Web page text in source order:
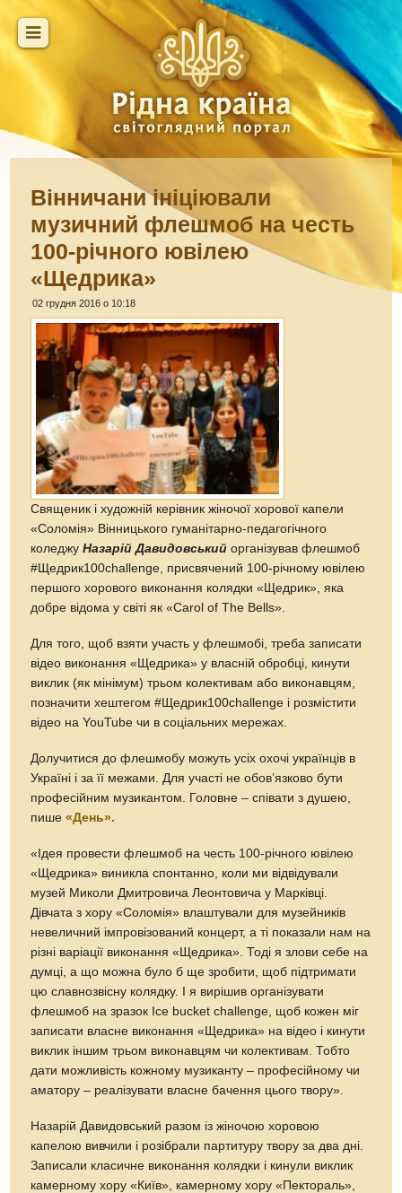
Вінничани ініціювали
музичний флешмоб на честь
100-річного ювілею
«Щедрика»
02 грудня 2016 о 10:18
Священик і художній керівник жіночої хорової капели
«Соломія» Вінницького гуманітарно-педагогічного
коледжуНазарій Давидовський організував флешмоб
#Щедрик100challenge, присвячений 100-річному ювілею
першого хорового виконання колядки «Щедрик», яка
добре відома у світі як «Carol of The Bells».
Для того, щоб взяти участь у флешмобі, треба записати
відео виконання «Щедрика» у власній обробці, кинути
виклик (як мінімум) трьом колективам або виконавцям,
позначити хештегом #Щедрик100challenge і розмістити
відео на YouTube чи в соціальних мережах.
Долучитися до флешмобу можуть усіх охочі українців в
Україні і за її межами. Для участі не обов’язково бути
професійним музикантом. Головне – співати з душею,
пише «День».
«Ідея провести флешмоб на честь 100-річного ювілею
«Щедрика» виникла спонтанно, коли ми відвідували
музей Миколи Дмитровича Леонтовича у Марківці.
Дівчата з хору «Соломія» влаштували для музейників
невеличний імпровізований концерт, а ті показали нам на
різні варіації виконання «Щедрика». Тоді я злови себе на
думці, а що можна було б ще зробити, щоб підтримати
цю славнозвісну колядку. І я вирішив організувати
флешмоб на зразок Іce bucket challenge, щоб кожен міг
записати власне виконання «Щедрика» на відео і кинути
виклик іншим трьом виконавцям чи колективам. Тобто
дати можливість кожному музиканту – професійному чи
аматору – реалізувати власне бачення цього твору».
Назарій Давидовський разом із жіночою хоровою
капелою вивчили і розібрали партитуру твору за два дні.
Записали класичне виконання колядки і кинули виклик
камерному хору «Київ», камерному хору «Пектораль»,